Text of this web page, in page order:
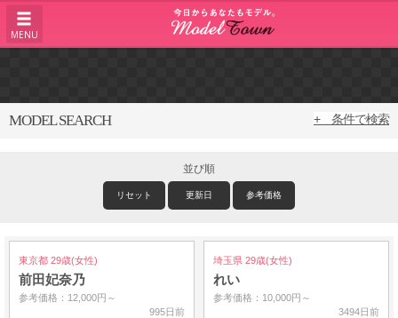
MENU
MODEL SEARCH + 条件で検索
並び順
リセット 更新日 参考価格
東京都 29歳(女性)
前田妃奈乃
参考価格：12,000円～
995日前
埼玉県 29歳(女性)
れい
参考価格：10,000円～
3494日前